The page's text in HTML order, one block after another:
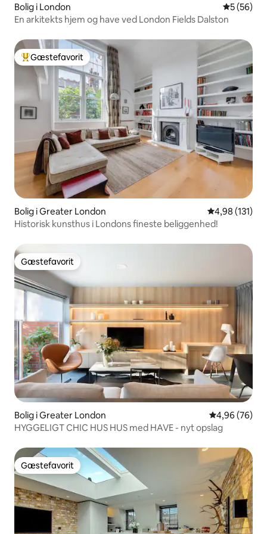
Bolig i London 5 ud af 5 i
5 (56)
En arkitekts hjem og have ved London Fields Dalston
Bedste gæstefavorit
Gæstefavorit
Bolig i Greater London 4,98 ud af 5 i
4,98 (131)
Historisk kunsthus i Londons fineste beliggenhed!
Gæstefavorit
Gæstefavorit
Bolig i Greater London 4,96 ud af 5 i
4,96 (76)
HYGGELIGT CHIC HUS HUS med HAVE - nyt opslag
Gæstefavorit
Gæstefavorit